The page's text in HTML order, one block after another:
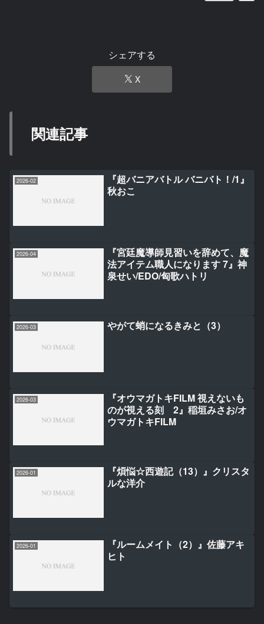
シェアする
X
関連記事
2026-02
『超バニアバトル バニバト！/1』
秋おこ
2026-04
『宮廷魔導師見習いを辞めて、魔
法アイテム職人になります 7』神
泉せい/EDO/匈歌ハトリ
2026-03 やがて蛸になるきみと（3）
2026-03
『オウマガトキFILM 視えないも
のが視える刻 2』稲垣みさお/オ
ウマガトキFILM
2026-01
『煩悩☆西遊記（13）』クリスタ
ルな洋介
2026-01
『ルームメイト（2）』佐藤アキ
ヒト